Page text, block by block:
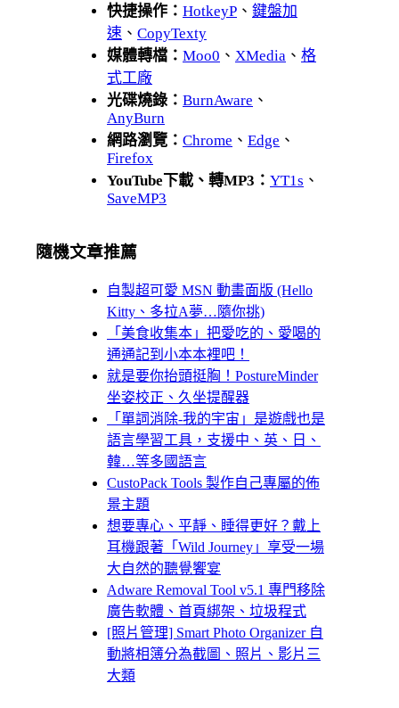
快捷操作： HotkeyP 、 鍵盤加
速 、 CopyTexty
媒體轉檔： Moo0 、 XMedia 、 格
式工廠
光碟燒錄： BurnAware 、
AnyBurn
網路瀏覽： Chrome 、 Edge 、
Firefox
YouTube下載、轉MP3： YT1s 、
SaveMP3
隨機文章推薦
自製超可愛 MSN 動畫面版 (Hello
Kitty、多拉A夢…隨你挑)
「美食收集本」把愛吃的、愛喝的
通通記到小本本裡吧！
就是要你抬頭挺胸！PostureMinder
坐姿校正、久坐提醒器
「單詞消除-我的宇宙」是遊戲也是
語言學習工具，支援中、英、日、
韓…等多國語言
CustoPack Tools 製作自己專屬的佈
景主題
想要專心、平靜、睡得更好？戴上
耳機跟著「Wild Journey」享受一場
大自然的聽覺饗宴
Adware Removal Tool v5.1 專門移除
廣告軟體、首頁綁架、垃圾程式
[照片管理] Smart Photo Organizer 自
動將相簿分為截圖、照片、影片三
大類